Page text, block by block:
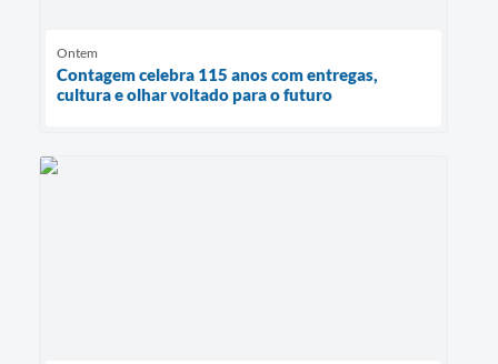
Ontem
Contagem celebra 115 anos com entregas,
cultura e olhar voltado para o futuro